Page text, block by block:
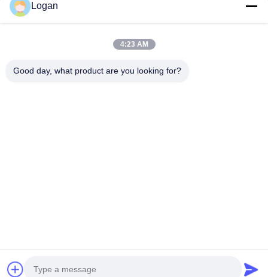
Henan Huagong Industrial Group Co., Ltd.. All Rights Reserved.
Logan
4:23 AM
Good day, what product are you looking for?